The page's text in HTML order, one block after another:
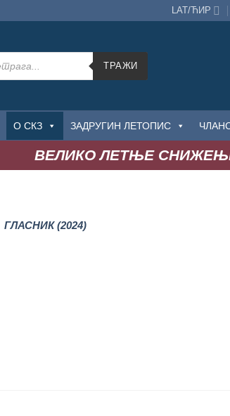
LAT/ЋИР
ТРАЖИ
О СКЗ ЗАДРУГИН ЛЕТОПИС
ВЕЛИКО ЛЕТЊЕ СНИЖЕЊЕ:
ГЛАСНИК (2024)